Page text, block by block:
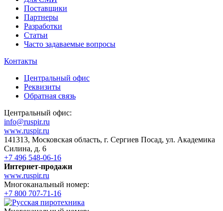
Поставщики
Партнеры
Разработки
Статьи
Часто задаваемые вопросы
Контакты
Центральный офис
Реквизиты
Обратная связь
Центральный офис:
info@ruspir.ru
www.ruspir.ru
141313, Московская область, г. Сергиев Посад, ул. Академика
Силина, д. 6
+7 496 548-06-16
Интернет-продажи
www.ruspir.ru
Многоканальный номер:
+7 800 707-71-16